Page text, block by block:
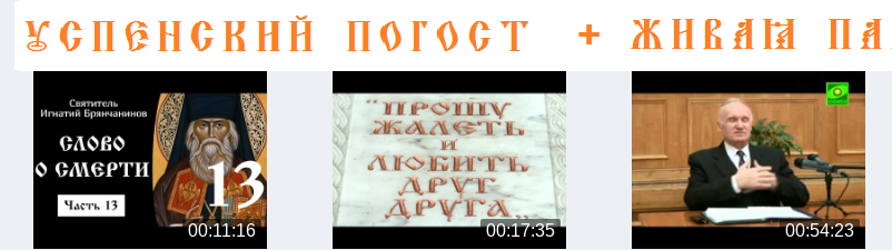
00:11:16 00:17:35 00:54:23